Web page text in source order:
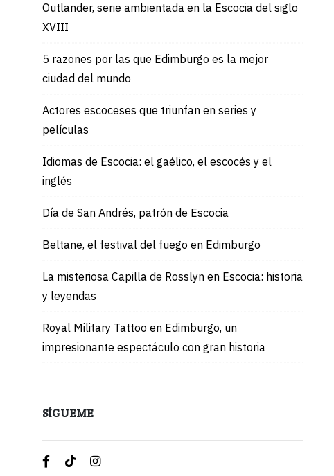
Outlander, serie ambientada en la Escocia del siglo
XVIII
5 razones por las que Edimburgo es la mejor
ciudad del mundo
Actores escoceses que triunfan en series y
películas
Idiomas de Escocia: el gaélico, el escocés y el
inglés
Día de San Andrés, patrón de Escocia
Beltane, el festival del fuego en Edimburgo
La misteriosa Capilla de Rosslyn en Escocia: historia
y leyendas
Royal Military Tattoo en Edimburgo, un
impresionante espectáculo con gran historia
SÍGUEME